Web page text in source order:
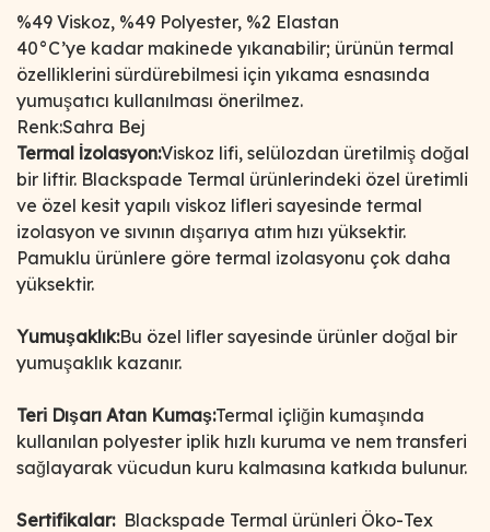
%49 Viskoz, %49 Polyester, %2 Elastan
40°C’ye kadar makinede yıkanabilir; ürünün termal
özelliklerini sürdürebilmesi için yıkama esnasında
yumuşatıcı kullanılması önerilmez.
Renk:Sahra Bej
Termal İzolasyon:Viskoz lifi, selülozdan üretilmiş doğal
bir liftir. Blackspade Termal ürünlerindeki özel üretimli
ve özel kesit yapılı viskoz lifleri sayesinde termal
izolasyon ve sıvının dışarıya atım hızı yüksektir.
Pamuklu ürünlere göre termal izolasyonu çok daha
yüksektir.
Yumuşaklık:Bu özel lifler sayesinde ürünler doğal bir
yumuşaklık kazanır.
Teri Dışarı Atan Kumaş:Termal içliğin kumaşında
kullanılan polyester iplik hızlı kuruma ve nem transferi
sağlayarak vücudun kuru kalmasına katkıda bulunur.
Sertifikalar: Blackspade Termal ürünleri Öko-Tex